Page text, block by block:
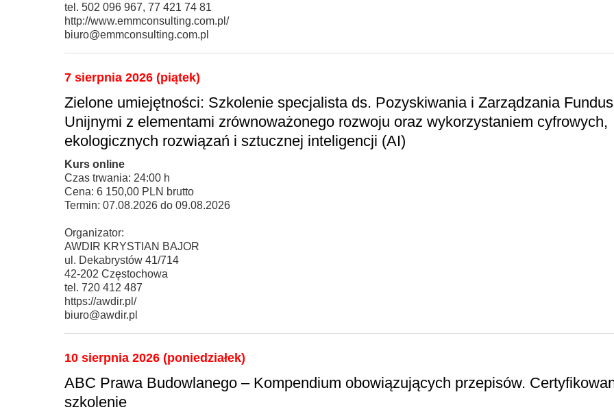
tel. 502 096 967, 77 421 74 81
http://www.emmconsulting.com.pl/
biuro@emmconsulting.com.pl
7 sierpnia 2026 (piątek)
Zielone umiejętności: Szkolenie specjalista ds. Pozyskiwania i Zarządzania
Unijnymi z elementami zrównoważonego rozwoju oraz wykorzystaniem cyfrowych,
ekologicznych rozwiązań i sztucznej inteligencji (AI)
Kurs online
Czas trwania: 24:00 h
Cena: 6 150,00 PLN brutto
Termin: 07.08.2026 do 09.08.2026
Organizator:
AWDIR KRYSTIAN BAJOR
ul. Dekabrystów 41/714
42-202 Częstochowa
tel. 720 412 487
https://awdir.pl/
biuro@awdir.pl
10 sierpnia 2026 (poniedziałek)
ABC Prawa Budowlanego – Kompendium obowiązujących przepisów.
szkolenie